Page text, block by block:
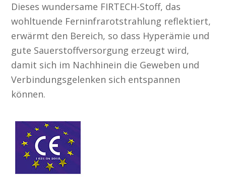
Dieses wundersame FIRTECH-Stoff, das
wohltuende Ferninfrarotstrahlung reflektiert,
erwärmt den Bereich, so dass Hyperämie und
gute Sauerstoffversorgung erzeugt wird,
damit sich im Nachhinein die Geweben und
Verbindungsgelenken sich entspannen
können.